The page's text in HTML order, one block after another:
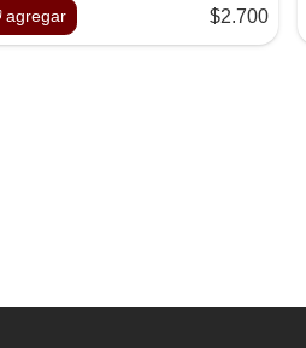
agregar $2.700